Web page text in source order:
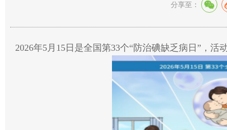
分享至：
2026年5月15日是全国第33个“防治碘缺乏病日”，活